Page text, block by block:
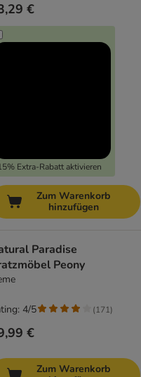
€
Extra-Rabatt aktivieren
Zum Warenkorb
hinzufügen
Paradise
Peony
€
4/5 (171)
Zum Warenkorb